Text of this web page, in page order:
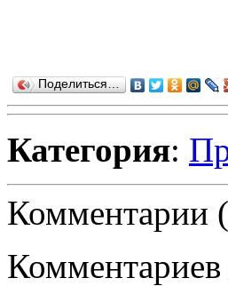
Поделиться…
Категория:
Комментарии